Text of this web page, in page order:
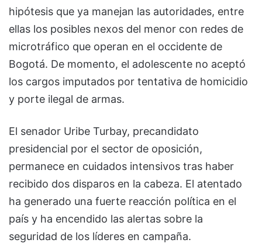
hipótesis que ya manejan las autoridades, entre
ellas los posibles nexos del menor con redes de
microtráfico que operan en el occidente de
Bogotá. De momento, el adolescente no aceptó
los cargos imputados por tentativa de homicidio
y porte ilegal de armas.
El senador Uribe Turbay, precandidato
presidencial por el sector de oposición,
permanece en cuidados intensivos tras haber
recibido dos disparos en la cabeza. El atentado
ha generado una fuerte reacción política en el
país y ha encendido las alertas sobre la
seguridad de los líderes en campaña.